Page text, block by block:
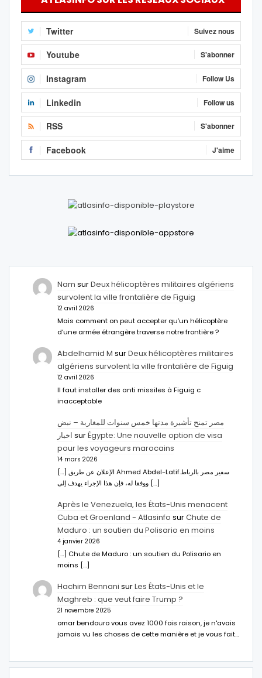
Twitter Suivez nous
Youtube S'abonner
Instagram Follow Us
Linkedin Follow us
RSS S'abonner
Facebook J'aime
Nam surDeux hélicoptères militaires algériens
survolent la ville frontalière de Figuig
12 avril 2026
Mais comment on peut accepter qu’un hélicoptère
d’une armée étrangère traverse notre frontière ?
Abdelhamid M surDeux hélicoptères militaires
algériens survolent la ville frontalière de Figuig
12 avril 2026
Il faut installer des anti missiles à Figuig c
inacceptable
مصر تمنح تأشيرة مدتها خمس سنوات للمغاربة – نبض
اخبار surÉgypte: Une nouvelle option de visa
pour les voyageurs marocains
14 mars 2026
[…] الإعلان عن طريق Ahmed Abdel-Latifسفير مصر بالرباط.
ووفقا له، فإن هذا الإجراء يهدف إلى […]
Après le Venezuela, les États-Unis menacent
Cuba et Groenland - Atlasinfo surChute de
Maduro : un soutien du Polisario en moins
4 janvier 2026
[…] Chute de Maduro : un soutien du Polisario en
moins […]
Hachim Bennani surLes États-Unis et le
Maghreb : que veut faire Trump ?
21 novembre 2025
omar bendouro vous avez 1000 fois raison, je n'avais
jamais vu les choses de cette manière et je vous fait…